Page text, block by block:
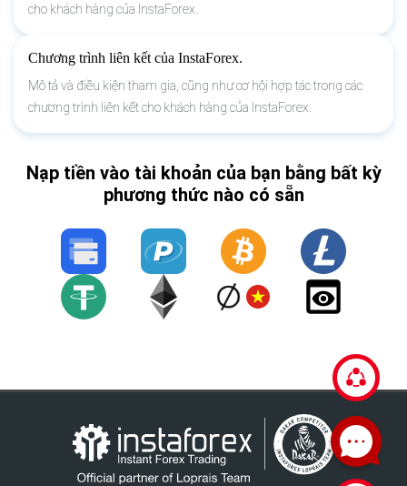
cho khách hàng của InstaForex.
Chương trình liên kết của InstaForex.
Mô tả và điều kiện tham gia, cũng như cơ hội hợp tác trong các
chương trình liên kết cho khách hàng của InstaForex.
Nạp tiền vào tài khoản của bạn bằng bất kỳ
phương thức nào có sẵn